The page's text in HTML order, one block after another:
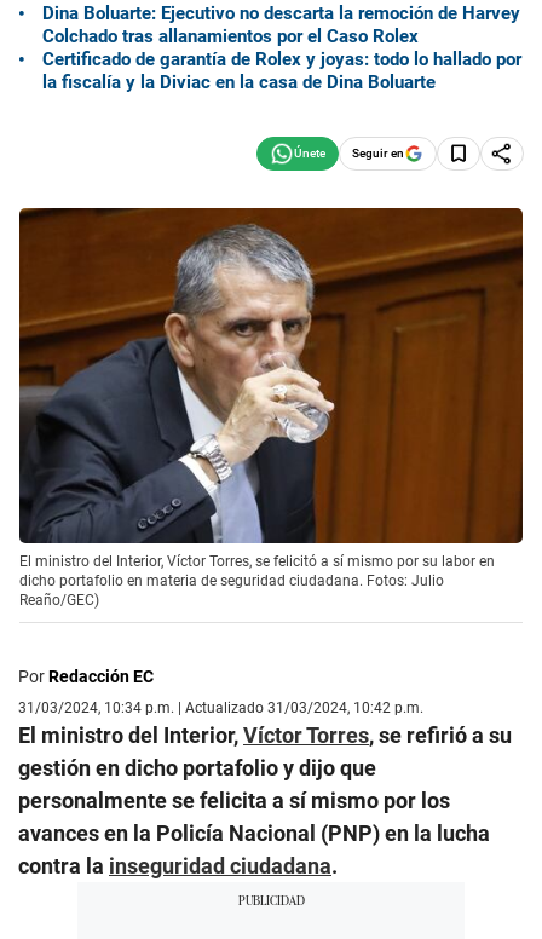
Dina Boluarte: Ejecutivo no descarta la remoción de Harvey
Colchado tras allanamientos por el Caso Rolex
Certificado de garantía de Rolex y joyas: todo lo hallado por
la fiscalía y la Diviac en la casa de Dina Boluarte
Seguir en
El ministro del Interior, Víctor Torres, se felicitó a sí mismo por su labor en
dicho portafolio en materia de seguridad ciudadana. Fotos: Julio
Reaño/GEC)
PorRedacción EC
31/03/2024, 10:34 p.m. | Actualizado 31/03/2024, 10:42 p.m.
El ministro del Interior,Víctor Torres, se refirió a su
gestión en dicho portafolio y dijo que
personalmente se felicita a sí mismo por los
avances en la Policía Nacional (PNP) en la lucha
contra la inseguridad ciudadana.